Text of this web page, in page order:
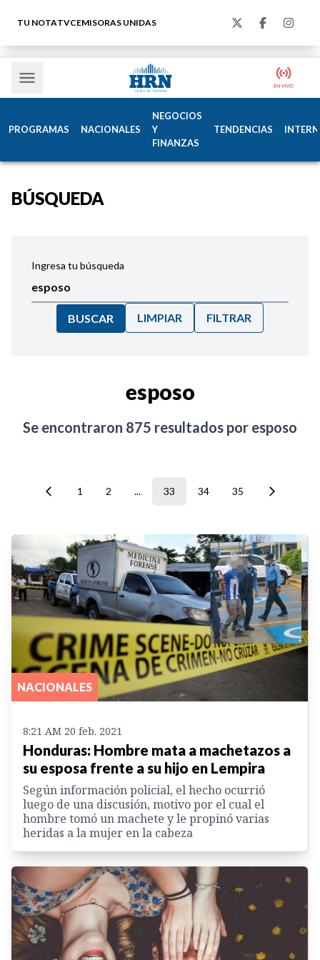
TU NOTATVCEMISORAS UNIDAS
PROGRAMAS NACIONALES
NEGOCIOS
Y
FINANZAS
TENDENCIAS
BÚSQUEDA
Ingresa tu búsqueda
BUSCAR LIMPIAR FILTRAR
esposo
Se encontraron 875 resultados por esposo
1 2 ... 33 34 35
NACIONALES
8:21 AM 20 feb. 2021
Honduras: Hombre mata a machetazos a
su esposa frente a su hijo en Lempira
Según información policial, el hecho ocurrió
luego de una discusión, motivo por el cual el
hombre tomó un machete y le propinó varias
heridas a la mujer en la cabeza